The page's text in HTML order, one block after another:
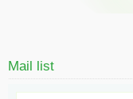
Mail list